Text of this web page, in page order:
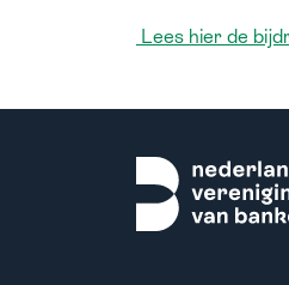
Lees hier de